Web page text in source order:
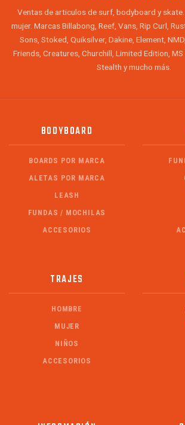
Ventas de articulos de surf, bodyboard y
mujer. Marcas Billabong, Reef, Vans, Rip Curl,
Sons, Stoked, Quiksilver, Dakine, Element,
Friends, Creatures, Churchill, Limited Edition, MS
Stealth y mucho más.
BODYBOARD
BOARDS POR MARCA
ALETAS POR MARCA
LEASH
FUNDAS / MOCHILAS
ACCESORIOS
TRAJES
HOMBRE
MUJER
NIÑOS
ACCESORIOS